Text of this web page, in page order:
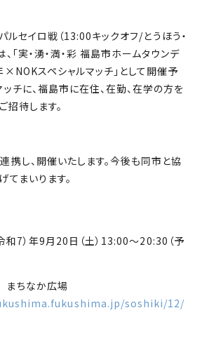
その他
ルセイロ戦（13:00キックオフ/とうほう・
「実・湧・満・彩 福島市ホームタウンデ
スペシャルマッチ」として開催予
チに、福島市に在住、在勤、在学の方を
待します。
携し、開催いたします。今後も同市と協
てまいります。
和7）年9月20日（土）13:00～20:30（予
ちなか広場
soshiki/12/